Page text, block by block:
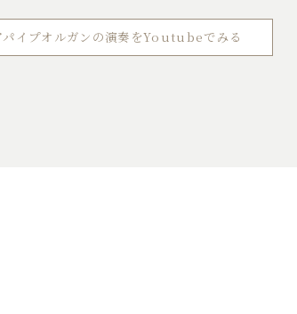
パイプオルガンの演奏をYoutubeでみる